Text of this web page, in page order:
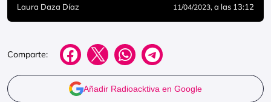
Laura Daza Díaz 11/04/2023, a las 13:12
Comparte:
Añadir Radioacktiva en Google